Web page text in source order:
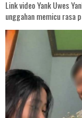
Link video Yank Uwes
unggahan memicu rasa